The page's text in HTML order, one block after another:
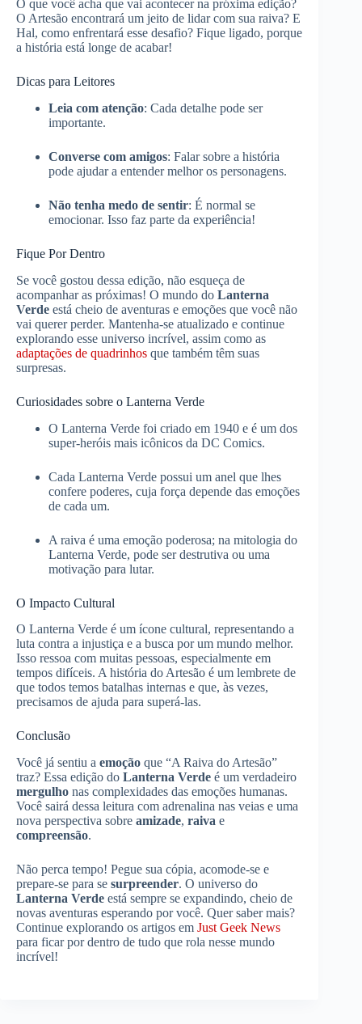
O que você acha que vai acontecer na próxima edição?
O Artesão encontrará um jeito de lidar com sua raiva? E
Hal, como enfrentará esse desafio? Fique ligado, porque
a história está longe de acabar!
Dicas para Leitores
Leia com atenção: Cada detalhe pode ser
importante.
Converse com amigos: Falar sobre a história
pode ajudar a entender melhor os personagens.
Não tenha medo de sentir: É normal se
emocionar. Isso faz parte da experiência!
Fique Por Dentro
Se você gostou dessa edição, não esqueça de
acompanhar as próximas! O mundo do Lanterna
Verde está cheio de aventuras e emoções que você não
vai querer perder. Mantenha-se atualizado e continue
explorando esse universo incrível, assim como as
adaptações de quadrinhos que também têm suas
surpresas.
Curiosidades sobre o Lanterna Verde
O Lanterna Verde foi criado em 1940 e é um dos
super-heróis mais icônicos da DC Comics.
Cada Lanterna Verde possui um anel que lhes
confere poderes, cuja força depende das emoções
de cada um.
A raiva é uma emoção poderosa; na mitologia do
Lanterna Verde, pode ser destrutiva ou uma
motivação para lutar.
O Impacto Cultural
O Lanterna Verde é um ícone cultural, representando a
luta contra a injustiça e a busca por um mundo melhor.
Isso ressoa com muitas pessoas, especialmente em
tempos difíceis. A história do Artesão é um lembrete de
que todos temos batalhas internas e que, às vezes,
precisamos de ajuda para superá-las.
Conclusão
Você já sentiu a emoção que “A Raiva do Artesão”
traz? Essa edição do Lanterna Verde é um verdadeiro
mergulho nas complexidades das emoções humanas.
Você sairá dessa leitura com adrenalina nas veias e uma
nova perspectiva sobre amizade, raiva e
compreensão.
Não perca tempo! Pegue sua cópia, acomode-se e
prepare-se para se surpreender. O universo do
Lanterna Verde está sempre se expandindo, cheio de
novas aventuras esperando por você. Quer saber mais?
Continue explorando os artigos em Just Geek News
para ficar por dentro de tudo que rola nesse mundo
incrível!